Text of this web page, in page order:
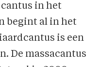
cantus in het
begint al in het
is een
De massacantus